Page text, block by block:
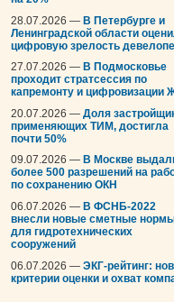
28.07.2026 — В Петербурге и
Ленинградской области
цифровую зрелость
27.07.2026 — В Подмосковье
проходит стратсессия по
капремонту и цифровизации
20.07.2026 — Доля
применяющих ТИМ, достигла
почти 50%
09.07.2026 — В Москве
более 500 разрешений на
по сохранению ОКН
06.07.2026 — В ФСНБ-2022
внесли новые сметные
для гидротехнических
сооружений
06.07.2026 — ЭКГ-рейтинг:
критерии оценки и охват